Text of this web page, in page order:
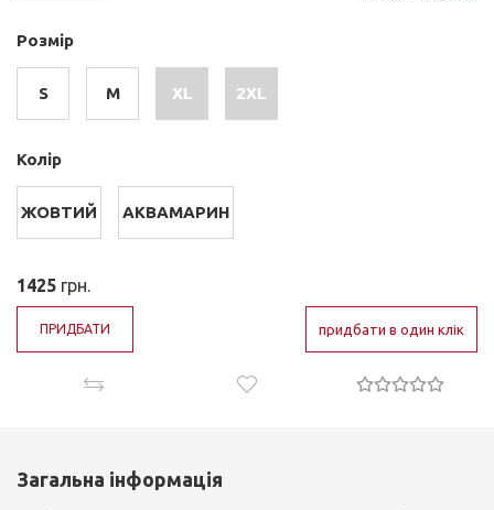
Розмір
S M XL 2XL
Колір
ЖОВТИЙ АКВАМАРИН
1425 грн.
ПРИДБАТИ придбати в один клік
Загальна інформація